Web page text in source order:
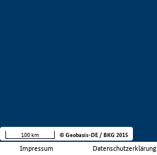
Impressum Datenschutzerklärung
100 km © Geobasis-DE / BKG 2015